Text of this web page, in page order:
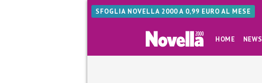
SFOGLIA NOVELLA 2000 A 0,99 EURO AL MESE
HOME NEWS